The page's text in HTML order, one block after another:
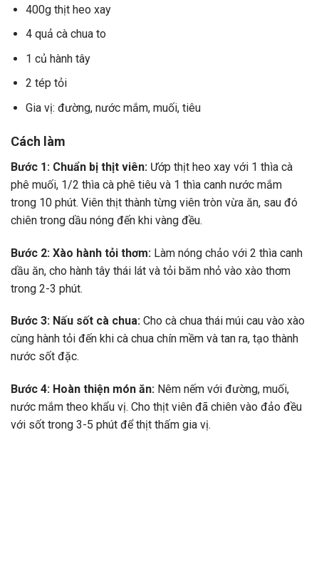
400g thịt heo xay
4 quả cà chua to
1 củ hành tây
2 tép tỏi
Gia vị: đường, nước mắm, muối, tiêu
Cách làm
Bước 1: Chuẩn bị thịt viên: Ướp thịt heo xay với 1 thìa cà
phê muối, 1/2 thìa cà phê tiêu và 1 thìa canh nước mắm
trong 10 phút. Viên thịt thành từng viên tròn vừa ăn, sau đó
chiên trong dầu nóng đến khi vàng đều.
Bước 2: Xào hành tỏi thơm: Làm nóng chảo với 2 thìa canh
dầu ăn, cho hành tây thái lát và tỏi băm nhỏ vào xào thơm
trong 2-3 phút.
Bước 3: Nấu sốt cà chua: Cho cà chua thái múi cau vào xào
cùng hành tỏi đến khi cà chua chín mềm và tan ra, tạo thành
nước sốt đặc.
Bước 4: Hoàn thiện món ăn: Nêm nếm với đường, muối,
nước mắm theo khẩu vị. Cho thịt viên đã chiên vào đảo đều
với sốt trong 3-5 phút để thịt thấm gia vị.